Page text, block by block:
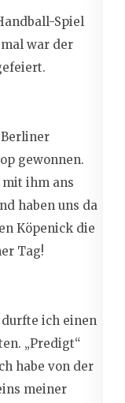
Spiel
war der
gewonnen.
ihm ans
haben uns da
Köpenick die
Tag!
ich einen
„Predigt“
habe von der
meiner